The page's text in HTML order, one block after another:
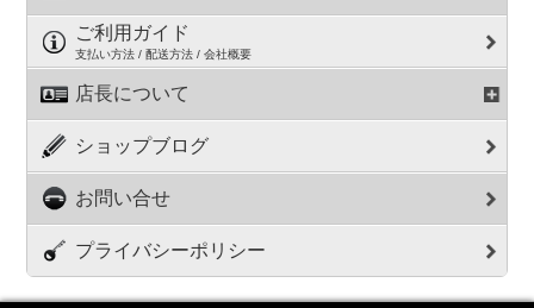
ご利用ガイド
支払い方法 / 配送方法 / 会社概要
店長について
ショップブログ
お問い合せ
プライバシーポリシー